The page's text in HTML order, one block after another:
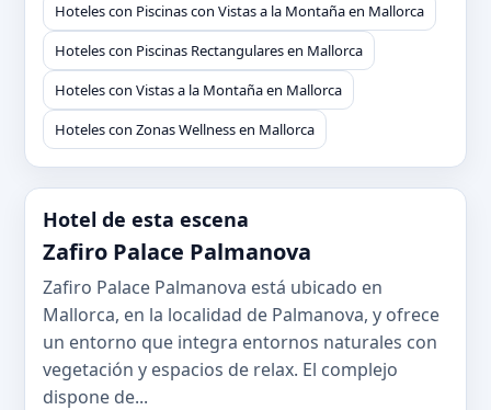
Hoteles con Piscinas con Vistas a la Montaña en Mallorca
Hoteles con Piscinas Rectangulares en Mallorca
Hoteles con Vistas a la Montaña en Mallorca
Hoteles con Zonas Wellness en Mallorca
Hotel de esta escena
Zafiro Palace Palmanova
Zafiro Palace Palmanova está ubicado en
Mallorca, en la localidad de Palmanova, y ofrece
un entorno que integra entornos naturales con
vegetación y espacios de relax. El complejo
dispone de...